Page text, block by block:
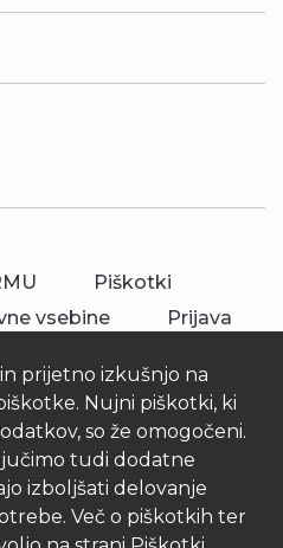
prijetno izkušnjo na
Nujni piškotki, ki
so že omogočeni.
tudi dodatne
izboljšati delovanje
Več o piškotkih ter
Piškotki
vsebine
Prijava
vse pravice pridržane.
d.o.o.